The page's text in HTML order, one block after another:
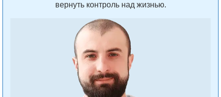
вернуть контроль над жизнью.